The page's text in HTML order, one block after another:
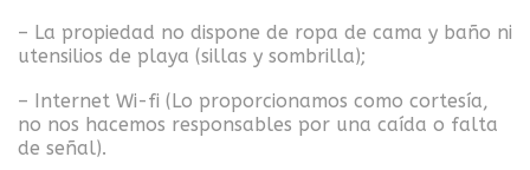
– La propiedad no dispone de ropa de cama y baño ni
utensilios de playa (sillas y sombrilla);
– Internet Wi-fi (Lo proporcionamos como cortesía,
no nos hacemos responsables por una caída o falta
de señal).